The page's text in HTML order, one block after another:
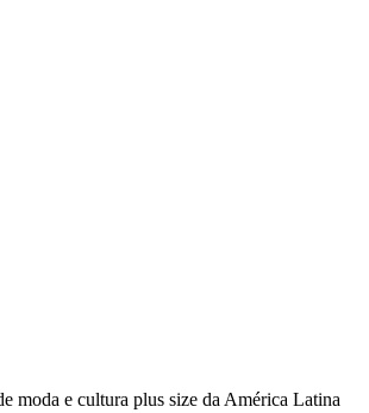
moda e cultura plus size da América Latina